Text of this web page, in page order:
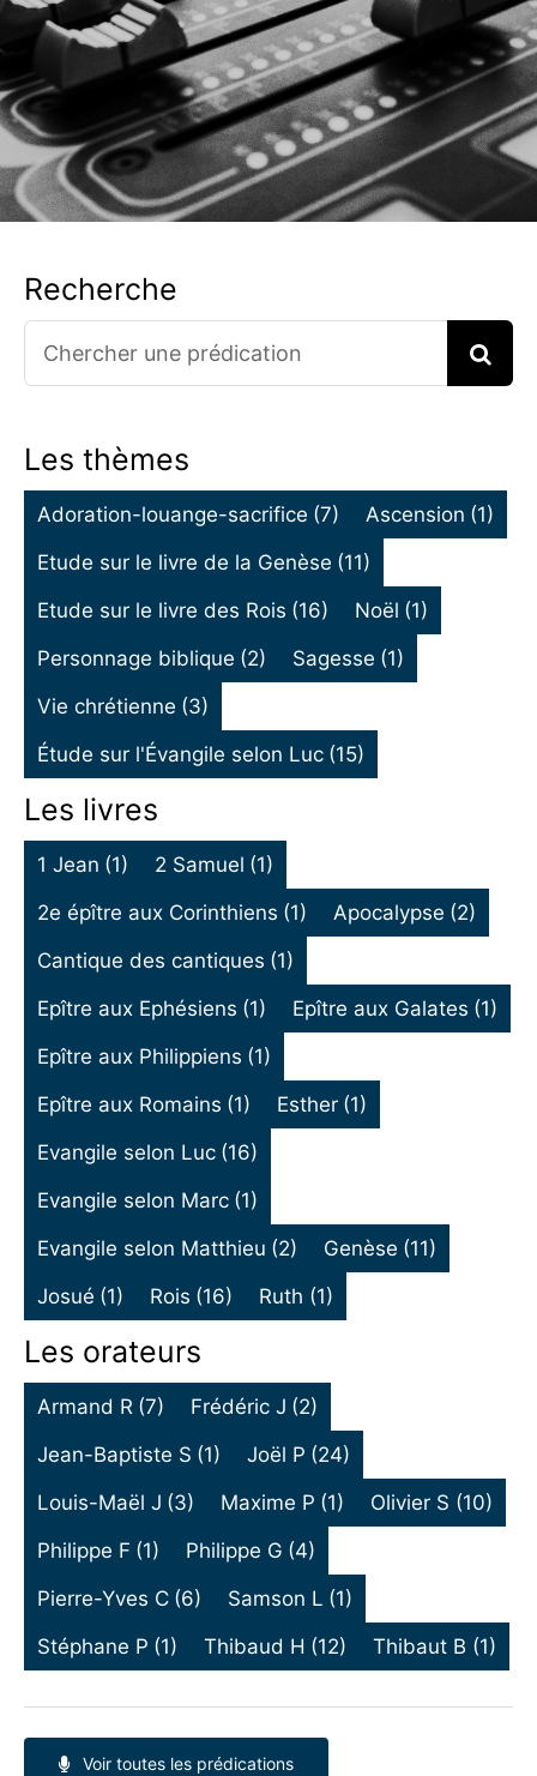
Recherche
Search
for:
Les thèmes
Adoration-louange-sacrifice (7) Ascension (1)
Etude sur le livre de la Genèse (11)
Etude sur le livre des Rois (16) Noël (1)
Personnage biblique (2) Sagesse (1)
Vie chrétienne (3)
Étude sur l'Évangile selon Luc (15)
Les livres
1 Jean (1) 2 Samuel (1)
2e épître aux Corinthiens (1) Apocalypse (2)
Cantique des cantiques (1)
Epître aux Ephésiens (1) Epître aux Galates (1)
Epître aux Philippiens (1)
Epître aux Romains (1) Esther (1)
Evangile selon Luc (16)
Evangile selon Marc (1)
Evangile selon Matthieu (2) Genèse (11)
Josué (1) Rois (16) Ruth (1)
Les orateurs
Armand R (7) Frédéric J (2)
Jean-Baptiste S (1) Joël P (24)
Louis-Maël J (3) Maxime P (1) Olivier S (10)
Philippe F (1) Philippe G (4)
Pierre-Yves C (6) Samson L (1)
Stéphane P (1) Thibaud H (12) Thibaut B (1)
Voir toutes les prédications